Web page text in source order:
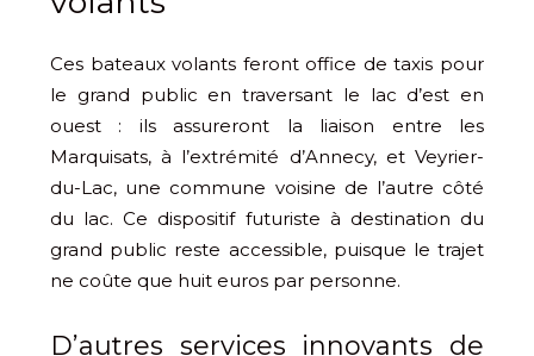
Ces bateaux volants feront office de taxis pour
le grand public en traversant le lac d’est en
ouest : ils assureront la liaison entre les
Marquisats, à l’extrémité d’Annecy, et Veyrier-
du-Lac, une commune voisine de l’autre côté
du lac. Ce dispositif futuriste à destination du
grand public reste accessible, puisque le trajet
ne coûte que huit euros par personne.
D’autres services innovants de